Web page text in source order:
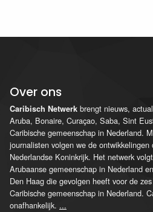
Over ons
Caribisch Netwerk brengt nieuws,
Aruba, Bonaire, Curaçao, Saba, Sint
Caribische gemeenschap in Nederland.
journalisten volgen we de
Nederlandse Koninkrijk. Het netwerk
Arubaanse gemeenschap in Nederland
Den Haag die gevolgen heeft voor de
Caribische gemeenschap in Nederland.
onafhankelijk. ...